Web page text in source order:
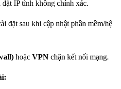
IP tĩnh không chính xác.
đặt sau khi cập nhật phần mềm/hệ
hoặc VPN chặn kết nối mạng.